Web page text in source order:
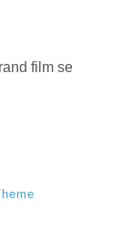
film se